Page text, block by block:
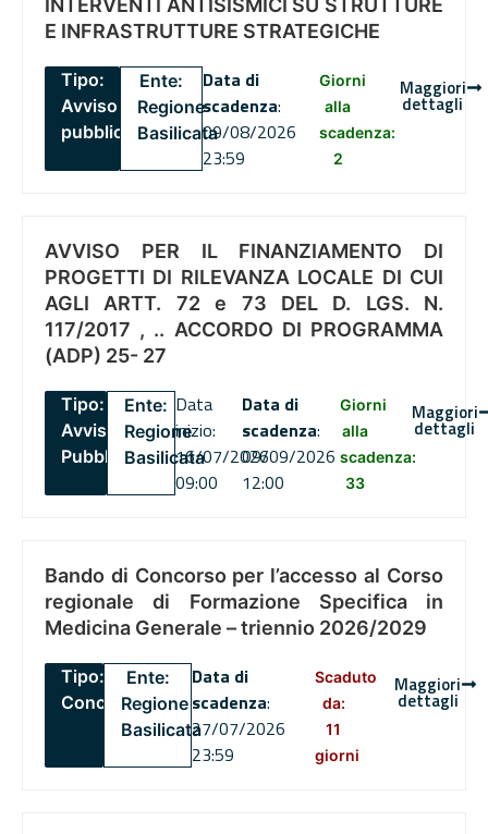
INTERVENTI ANTISISMICI SU STRUTTURE
E INFRASTRUTTURE STRATEGICHE
Tipo:
Avviso
pubblico
Ente:
Regione
Basilicata
Data di
scadenza:
09/08/2026
23:59
Giorni
alla
scadenza:
2
Maggiori
dettagli
AVVISO PER IL FINANZIAMENTO DI
PROGETTI DI RILEVANZA LOCALE DI CUI
AGLI ARTT. 72 e 73 DEL D. LGS. N.
117/2017 , .. ACCORDO DI PROGRAMMA
(ADP) 25- 27
Tipo:
Avviso
Pubblico
Ente:
Regione
Basilicata
Data
inizio:
16/07/2026
09:00
Data di
scadenza:
09/09/2026
12:00
Giorni
alla
scadenza:
33
Maggiori
dettagli
Bando di Concorso per l’accesso al Corso
regionale di Formazione Specifica in
Medicina Generale – triennio 2026/2029
Tipo:
Concorsi
Ente:
Regione
Basilicata
Data di
scadenza:
27/07/2026
23:59
Scaduto
da:
11
giorni
Maggiori
dettagli